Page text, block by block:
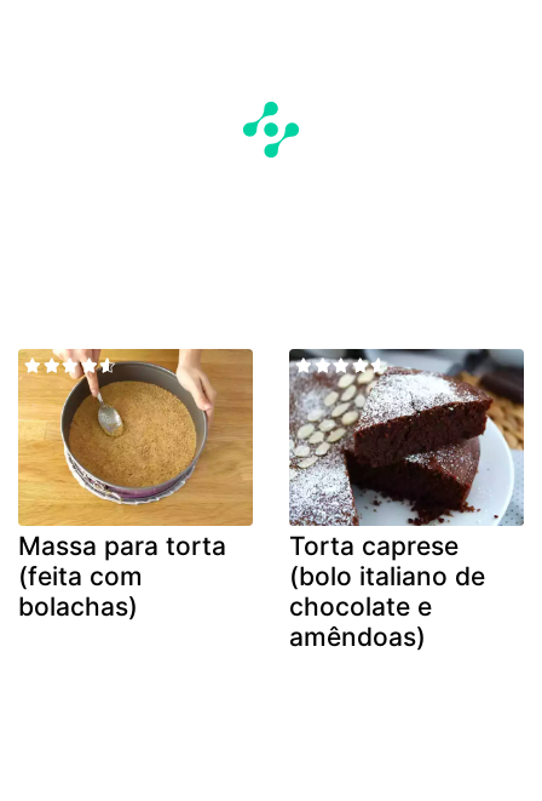
Massa para torta
(feita com
bolachas)
Torta caprese
(bolo italiano de
chocolate e
amêndoas)